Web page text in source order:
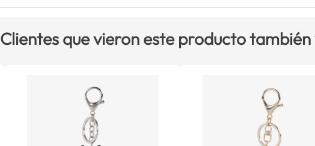
Clientes que vieron este producto